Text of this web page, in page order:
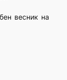
весник на